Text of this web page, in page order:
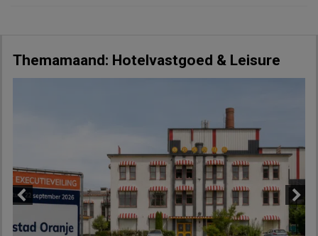
Themamaand: Hotelvastgoed & Leisure
Next